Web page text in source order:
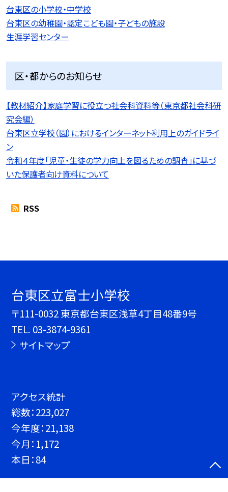
台東区の小学校・中学校
台東区の幼稚園・認定こども園・子どもの施設
生涯学習センター
区・都からのお知らせ
【教材紹介】家庭学習に役立つ社会科資料等（東京都社会科研
究会編）
台東区立学校（園）におけるインターネット利用上のガイドライ
ン
令和４年度「児童・生徒の学力向上を図るための調査」に基づ
いた保護者向け資料について
RSS
台東区立富士小学校
〒111-0032 東京都台東区浅草4丁目48番9号
TEL. 03-3874-9361
サイトマップ
アクセス統計
総数：223,027
今年度：21,138
今月： 1,172
本日：84